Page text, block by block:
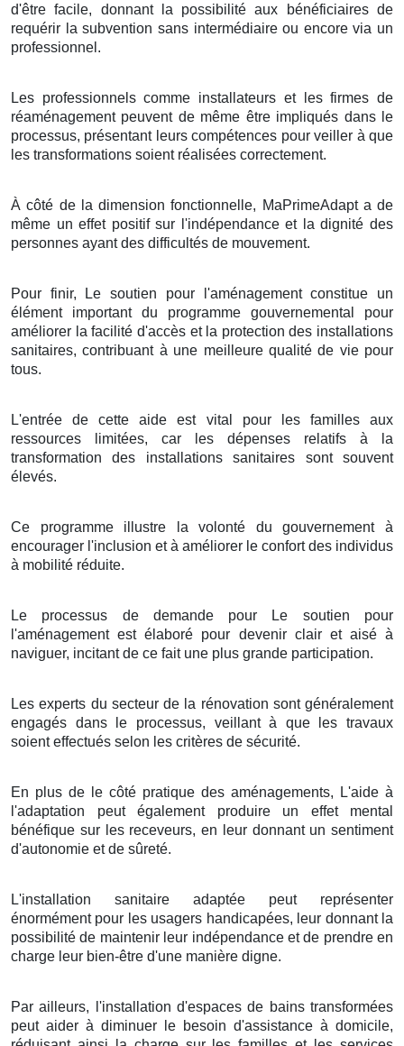
d'être facile, donnant la possibilité aux bénéficiaires de
requérir la subvention sans intermédiaire ou encore via un
professionnel.
Les professionnels comme installateurs et les firmes de
réaménagement peuvent de même être impliqués dans le
processus, présentant leurs compétences pour veiller à que
les transformations soient réalisées correctement.
À côté de la dimension fonctionnelle, MaPrimeAdapt a de
même un effet positif sur l'indépendance et la dignité des
personnes ayant des difficultés de mouvement.
Pour finir, Le soutien pour l'aménagement constitue un
élément important du programme gouvernemental pour
améliorer la facilité d'accès et la protection des installations
sanitaires, contribuant à une meilleure qualité de vie pour
tous.
L'entrée de cette aide est vital pour les familles aux
ressources limitées, car les dépenses relatifs à la
transformation des installations sanitaires sont souvent
élevés.
Ce programme illustre la volonté du gouvernement à
encourager l'inclusion et à améliorer le confort des individus
à mobilité réduite.
Le processus de demande pour Le soutien pour
l'aménagement est élaboré pour devenir clair et aisé à
naviguer, incitant de ce fait une plus grande participation.
Les experts du secteur de la rénovation sont généralement
engagés dans le processus, veillant à que les travaux
soient effectués selon les critères de sécurité.
En plus de le côté pratique des aménagements, L'aide à
l'adaptation peut également produire un effet mental
bénéfique sur les receveurs, en leur donnant un sentiment
d'autonomie et de sûreté.
L'installation sanitaire adaptée peut représenter
énormément pour les usagers handicapées, leur donnant la
possibilité de maintenir leur indépendance et de prendre en
charge leur bien-être d'une manière digne.
Par ailleurs, l'installation d'espaces de bains transformées
peut aider à diminuer le besoin d'assistance à domicile,